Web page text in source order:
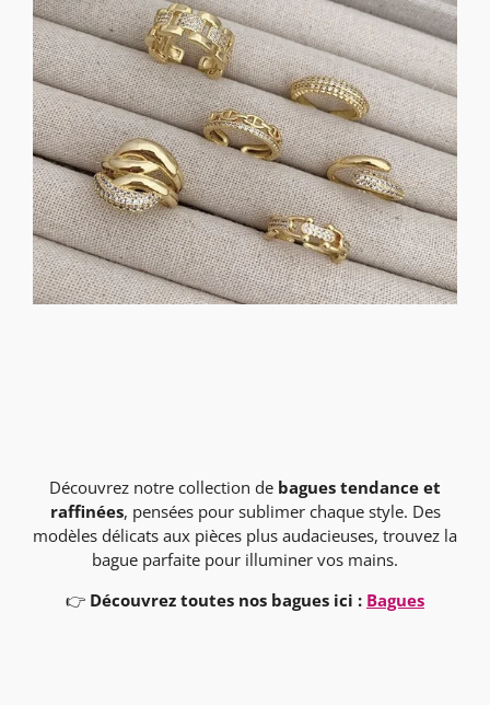
Découvrez notre collection de bagues tendance et
raffinées, pensées pour sublimer chaque style. Des
modèles délicats aux pièces plus audacieuses, trouvez la
bague parfaite pour illuminer vos mains.
👉 Découvrez toutes nos bagues ici : Bagues